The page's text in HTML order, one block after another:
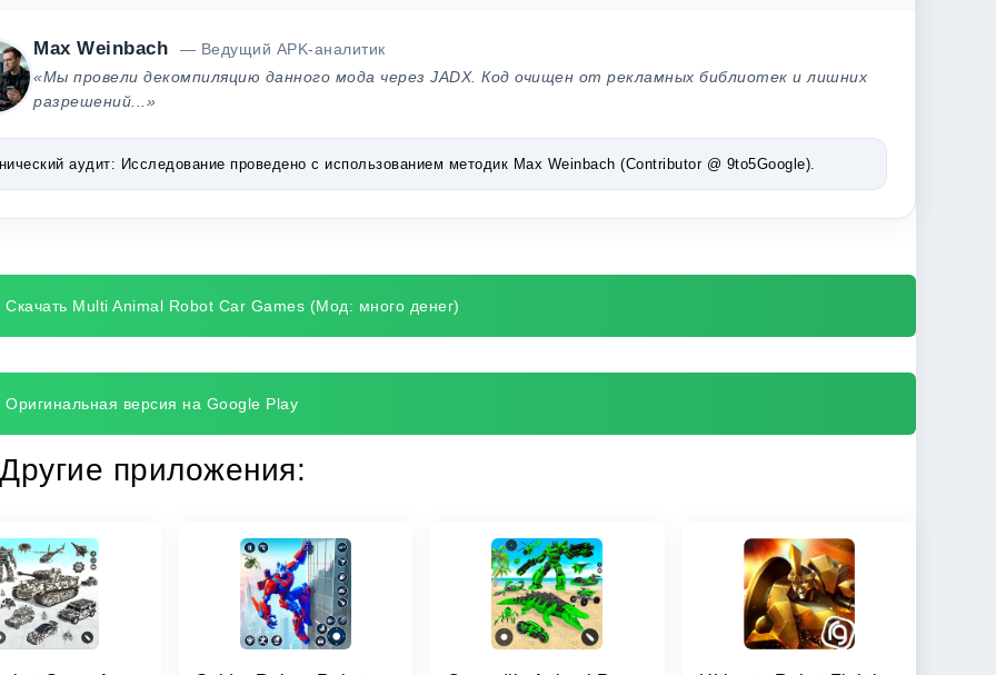
Max Weinbach
— Ведущий APK-аналитик
«Мы провели декомпиляцию данного мода через JADX. Код очищен от рекламных библиотек и лишних
разрешений...»
аудит: Исследование проведено с использованием методик Max Weinbach (Contributor @ 9to5Google).
Скачать Multi Animal Robot Car Games (Мод: много денег)
Оригинальная версия на Google Play
Другие приложения: